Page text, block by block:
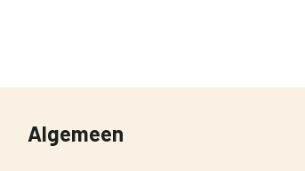
Algemeen